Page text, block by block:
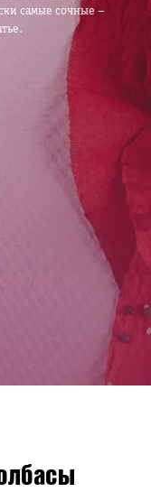
самые сочные –